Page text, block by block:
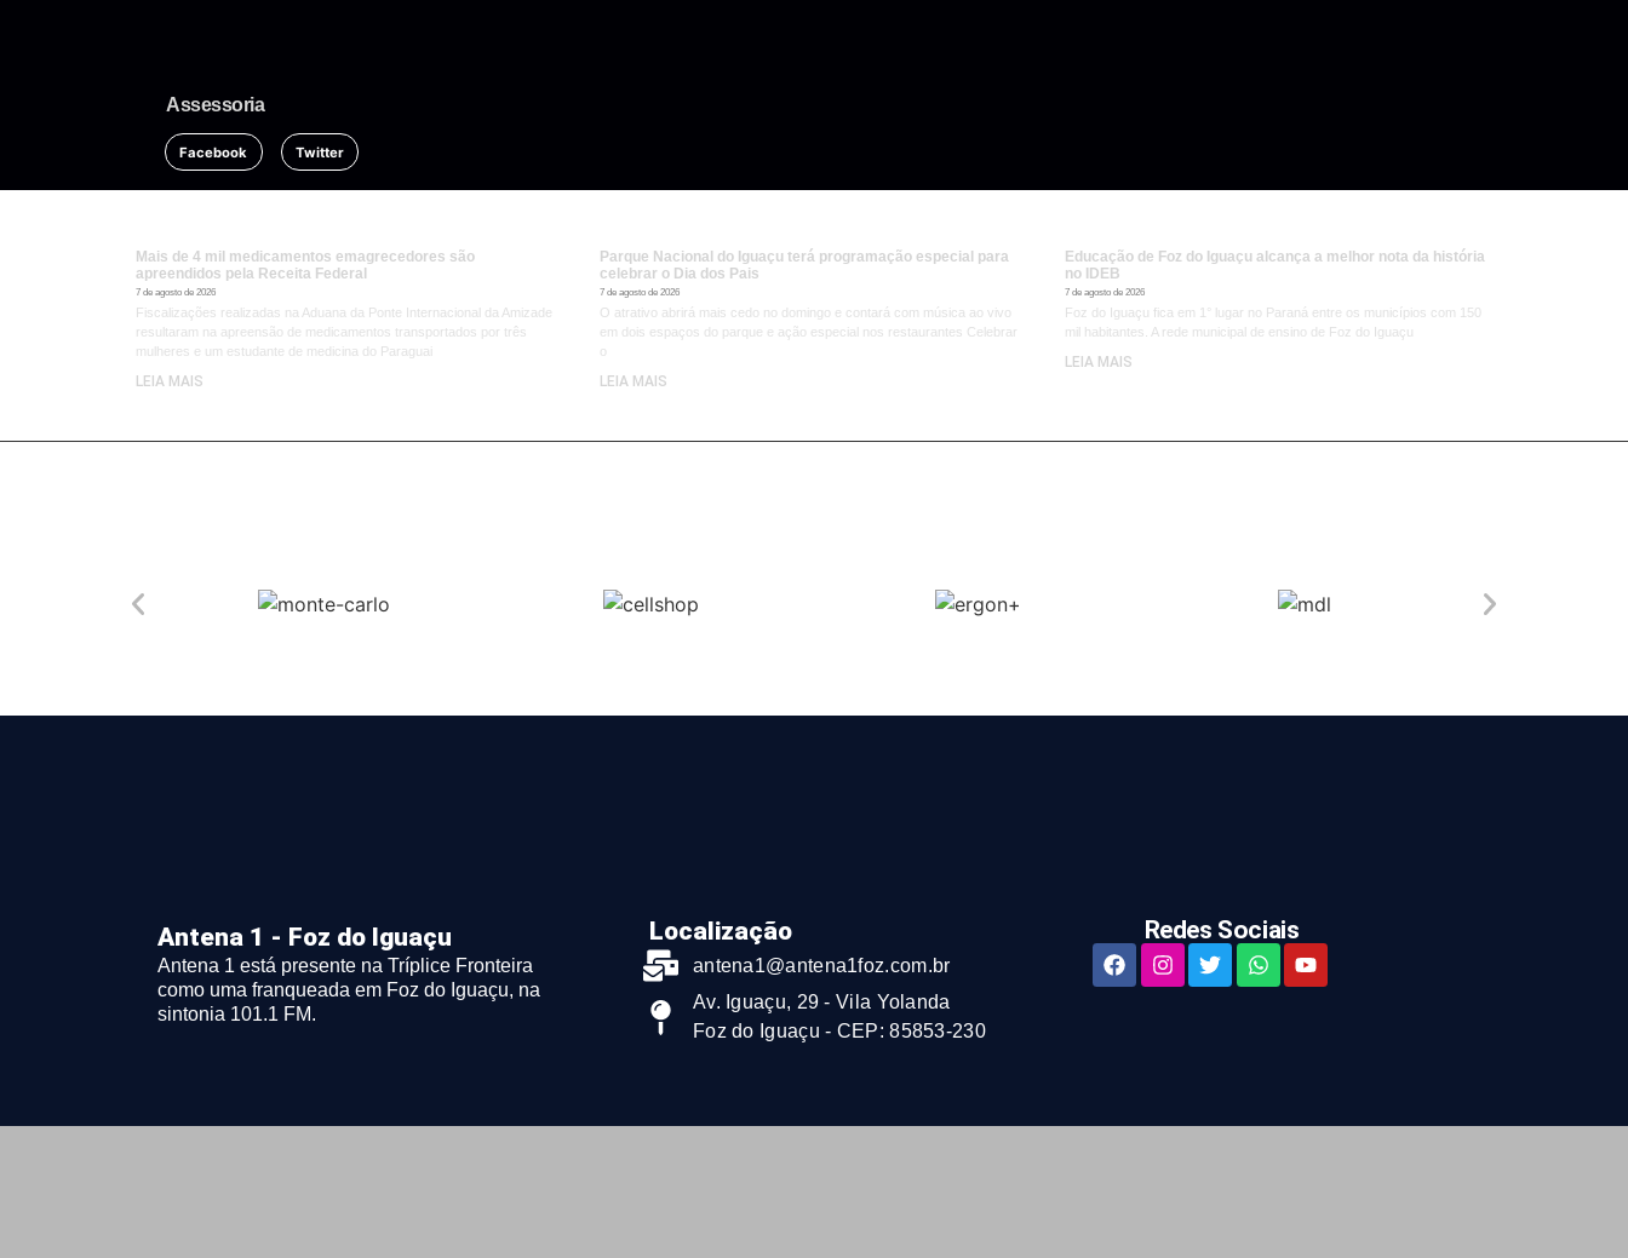
Assessoria
Facebook Twitter
Mais de 4 mil medicamentos emagrecedores são
apreendidos pela Receita Federal
7 de agosto de 2026
Fiscalizações realizadas na Aduana da Ponte Internacional da Amizade
resultaram na apreensão de medicamentos transportados por três
mulheres e um estudante de medicina do Paraguai
LEIA MAIS
Parque Nacional do Iguaçu terá programação especial para
celebrar o Dia dos Pais
7 de agosto de 2026
O atrativo abrirá mais cedo no domingo e contará com música ao vivo
em dois espaços do parque e ação especial nos restaurantes Celebrar
o
LEIA MAIS
Educação de Foz do Iguaçu alcança a melhor nota da história
no IDEB
7 de agosto de 2026
Foz do Iguaçu fica em 1° lugar no Paraná entre os municípios com 150
mil habitantes. A rede municipal de ensino de Foz do Iguaçu
LEIA MAIS
Antena 1 - Foz do Iguaçu
Antena 1 está presente na Tríplice Fronteira
como uma franqueada em Foz do Iguaçu, na
sintonia 101.1 FM.
Localização
antena1@antena1foz.com.br
Av. Iguaçu, 29 - Vila Yolanda
Foz do Iguaçu - CEP: 85853-230
Redes Sociais